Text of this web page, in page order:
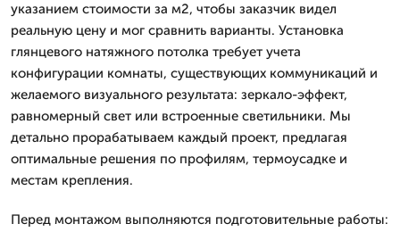
указанием стоимости за м2, чтобы заказчик видел
реальную цену и мог сравнить варианты. Установка
глянцевого натяжного потолка требует учета
конфигурации комнаты, существующих коммуникаций и
желаемого визуального результата: зеркало-эффект,
равномерный свет или встроенные светильники. Мы
детально прорабатываем каждый проект, предлагая
оптимальные решения по профилям, термоусадке и
местам крепления.
Перед монтажом выполняются подготовительные работы: